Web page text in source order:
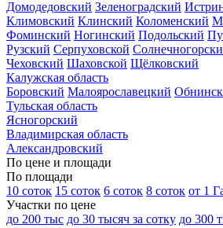
Домодедовский Зеленоградский
Климовский Клинский Коломенский
Фоминский Ногинский Подольский
Рузский Серпуховской
Чеховский Шаховской Щёлковский
Калужская область
Боровский Малоярославецкий
Тульская область
Ясногорский
Владимирская область
Александровский
По цене и площади
По площади
10 соток 15 соток 6 соток 8 соток от 1
Участки по цене
до 200 тыс до 30 тысяч за сотку до 300